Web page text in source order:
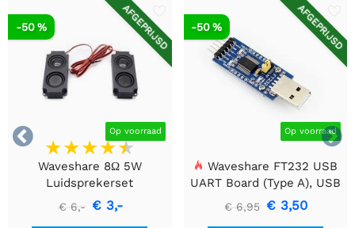


AFGEPRIJSD
Op voorraad
-50 %
Waveshare 8Ω 5W
Luidsprekerset
€ 6,- € 3,-
AFGEPRIJSD
Op voorraad
-50 %
Waveshare FT232 USB
UART Board (Type A), USB
naar TTL (UART)
Communicatiemodule
€ 6,95 € 3,50